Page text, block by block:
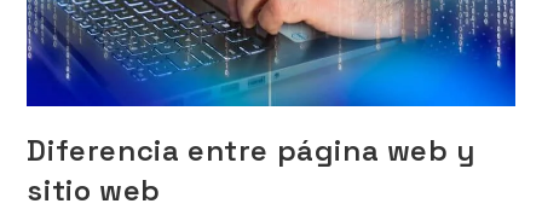
Diferencia entre página web y
sitio web